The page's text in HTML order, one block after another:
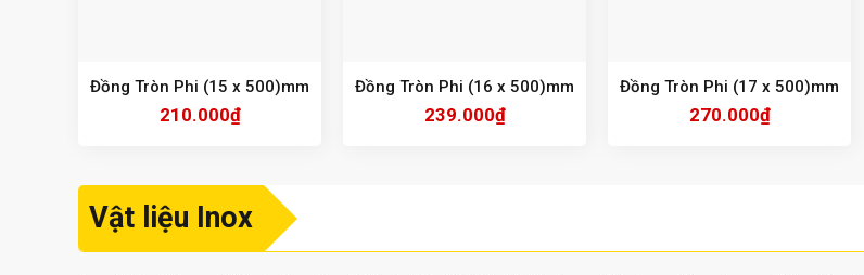
Đồng Tròn Phi (15 x 500)mm
210.000₫
Đồng Tròn Phi (16 x 500)mm
239.000₫
Đồng Tròn Phi (17 x 500)mm
270.000₫
Vật liệu Inox